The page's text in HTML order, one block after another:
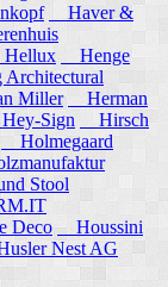
Haver &
Henge
Miller
Herman
Sign
Hirsch
Holmegaard
Stool
Deco
Houssini
Nest AG